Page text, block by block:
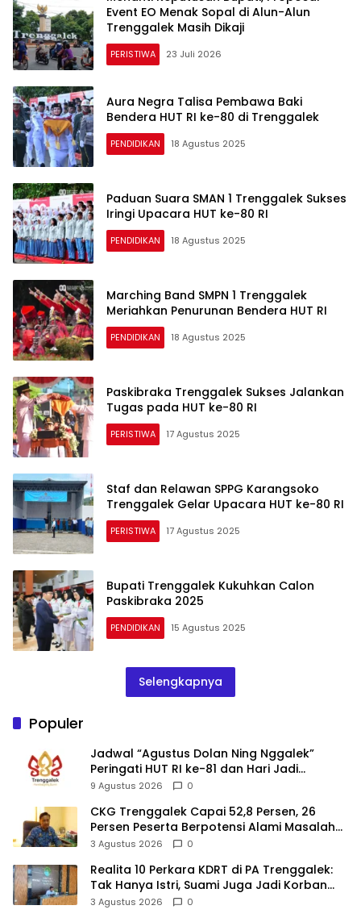
Event EO Menak Sopal di Alun-Alun
Trenggalek Masih Dikaji
PERISTIWA 23 Juli 2026
Aura Negra Talisa Pembawa Baki
Bendera HUT RI ke-80 di Trenggalek
PENDIDIKAN 18 Agustus 2025
Paduan Suara SMAN 1 Trenggalek Sukses
Iringi Upacara HUT ke-80 RI
PENDIDIKAN 18 Agustus 2025
Marching Band SMPN 1 Trenggalek
Meriahkan Penurunan Bendera HUT RI
PENDIDIKAN 18 Agustus 2025
Paskibraka Trenggalek Sukses Jalankan
Tugas pada HUT ke-80 RI
PERISTIWA 17 Agustus 2025
Staf dan Relawan SPPG Karangsoko
Trenggalek Gelar Upacara HUT ke-80 RI
PERISTIWA 17 Agustus 2025
Bupati Trenggalek Kukuhkan Calon
Paskibraka 2025
PENDIDIKAN 15 Agustus 2025
Selengkapnya
Populer
Jadwal “Agustus Dolan Ning Nggalek”
Peringati HUT RI ke-81 dan Hari Jadi
Trenggalek ke-832
9 Agustus 2026 0
CKG Trenggalek Capai 52,8 Persen, 26
Persen Peserta Berpotensi Alami Masalah
Kejiwaan
3 Agustus 2026 0
Realita 10 Perkara KDRT di PA Trenggalek:
Tak Hanya Istri, Suami Juga Jadi Korban
Kekerasan
3 Agustus 2026 0